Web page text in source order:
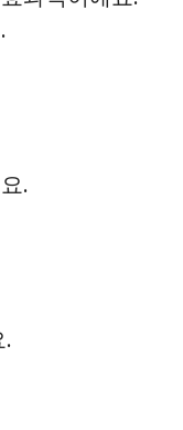
.